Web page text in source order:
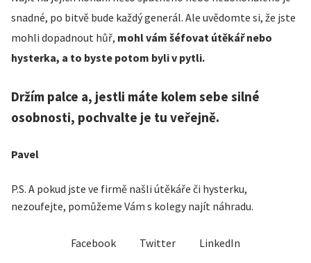
snadné, po bitvě bude každý generál. Ale uvědomte si, že jste
mohli dopadnout hůř, mohl vám šéfovat útěkář nebo
hysterka, a to byste potom byli v pytli.
Držím palce a, jestli máte kolem sebe silné
osobnosti, pochvalte je tu veřejně.
Pavel
P.S. A pokud jste ve firmě našli útěkáře či hysterku,
nezoufejte, pomůžeme Vám s kolegy najít náhradu.
Facebook Twitter LinkedIn